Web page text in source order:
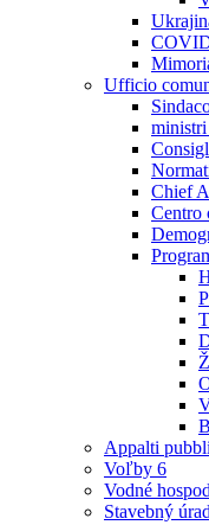
Ufficio
ministri
Chief
Centro
Appalti
Voľby 6
Vodné
Stavebný úrad